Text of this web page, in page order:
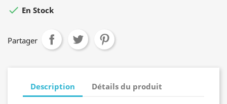
 En Stock
Partager
Description Détails du produit